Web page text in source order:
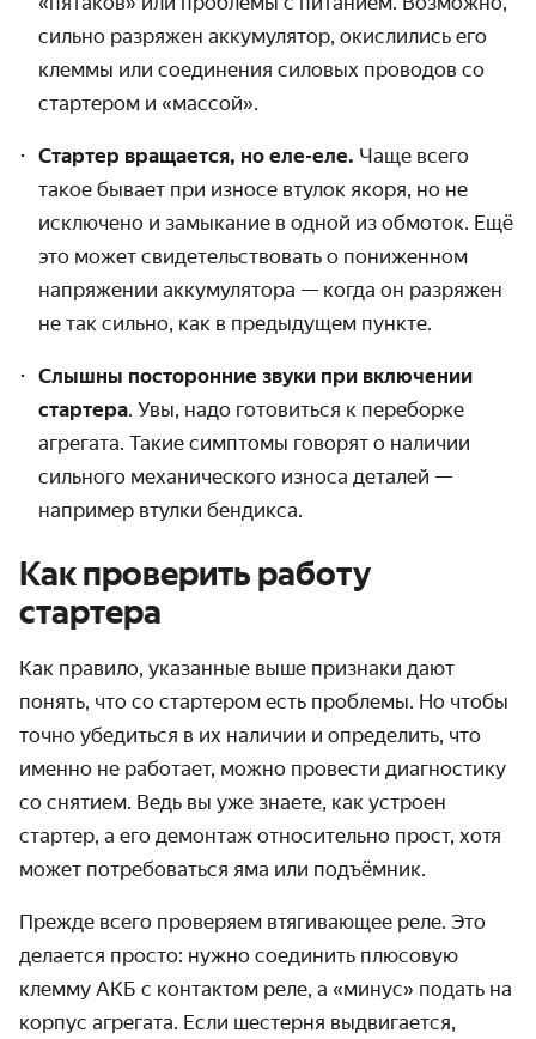
сильно разряжен аккумулятор, окислились его
клеммы или соединения силовых проводов со
стартером и «массой».
Стартер вращается, но еле-еле. Чаще всего
такое бывает при износе втулок якоря, но не
исключено и замыкание в одной из обмоток. Ещё
это может свидетельствовать о пониженном
напряжении аккумулятора — когда он разряжен
не так сильно, как в предыдущем пункте.
Слышны посторонние звуки при включении
стартера. Увы, надо готовиться к переборке
агрегата. Такие симптомы говорят о наличии
сильного механического износа деталей —
например втулки бендикса.
Как проверить работу
стартера
Как правило, указанные выше признаки дают
понять, что со стартером есть проблемы. Но чтобы
точно убедиться в их наличии и определить, что
именно не работает, можно провести диагностику
со снятием. Ведь вы уже знаете, как устроен
стартер, а его демонтаж относительно прост, хотя
может потребоваться яма или подъёмник.
Прежде всего проверяем втягивающее реле. Это
делается просто: нужно соединить плюсовую
клемму АКБ с контактом реле, а «минус» подать на
корпус агрегата. Если шестерня выдвигается,